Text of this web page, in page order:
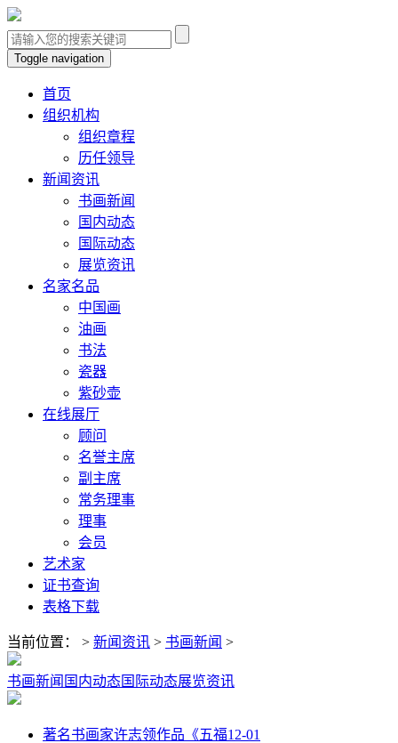
Toggle navigation
首页
组织机构
组织章程
历任领导
新闻资讯
书画新闻
国内动态
国际动态
展览资讯
名家名品
中国画
油画
书法
瓷器
紫砂壶
在线展厅
顾问
名誉主席
副主席
常务理事
理事
会员
艺术家
证书查询
表格下载
当前位置： > 新闻资讯 > 书画新闻 >
书画新闻 国内动态国际动态展览资讯
著名书画家许志领作品《五福12-01